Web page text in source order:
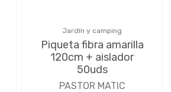
Jardín y camping
Piqueta fibra amarilla
120cm + aislador
50uds
PASTOR MATIC